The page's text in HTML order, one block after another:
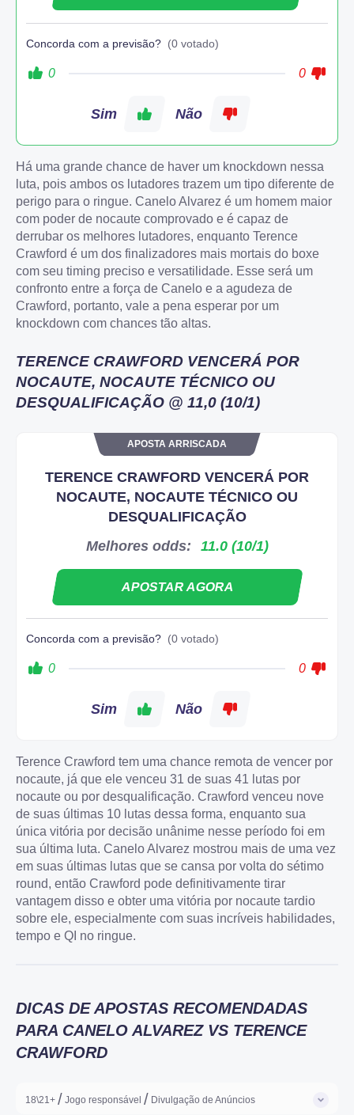
Concorda com a previsão? (0 votado)
Sim Não
0 0
Há uma grande chance de haver um knockdown nessa
luta, pois ambos os lutadores trazem um tipo diferente de
perigo para o ringue. Canelo Alvarez é um homem maior
com poder de nocaute comprovado e é capaz de
derrubar os melhores lutadores, enquanto Terence
Crawford é um dos finalizadores mais mortais do boxe
com seu timing preciso e versatilidade. Esse será um
confronto entre a força de Canelo e a agudeza de
Crawford, portanto, vale a pena esperar por um
knockdown com chances tão altas.
TERENCE CRAWFORD VENCERÁ POR
NOCAUTE, NOCAUTE TÉCNICO OU
DESQUALIFICAÇÃO @ 11,0 (10/1)
APOSTA ARRISCADA
TERENCE CRAWFORD VENCERÁ POR
NOCAUTE, NOCAUTE TÉCNICO OU
DESQUALIFICAÇÃO
Melhores odds:
11.0 (10/1)
APOSTAR AGORA
Concorda com a previsão? (0 votado)
Sim Não
0 0
Terence Crawford tem uma chance remota de vencer por
nocaute, já que ele venceu 31 de suas 41 lutas por
nocaute ou por desqualificação. Crawford venceu nove
de suas últimas 10 lutas dessa forma, enquanto sua
única vitória por decisão unânime nesse período foi em
sua última luta. Canelo Alvarez mostrou mais de uma vez
em suas últimas lutas que se cansa por volta do sétimo
round, então Crawford pode definitivamente tirar
vantagem disso e obter uma vitória por nocaute tardio
sobre ele, especialmente com suas incríveis habilidades,
tempo e QI no ringue.
DICAS DE APOSTAS RECOMENDADAS
PARA CANELO ALVAREZ VS TERENCE
CRAWFORD
18\21+ / Jogo responsável / Divulgação de Anúncios